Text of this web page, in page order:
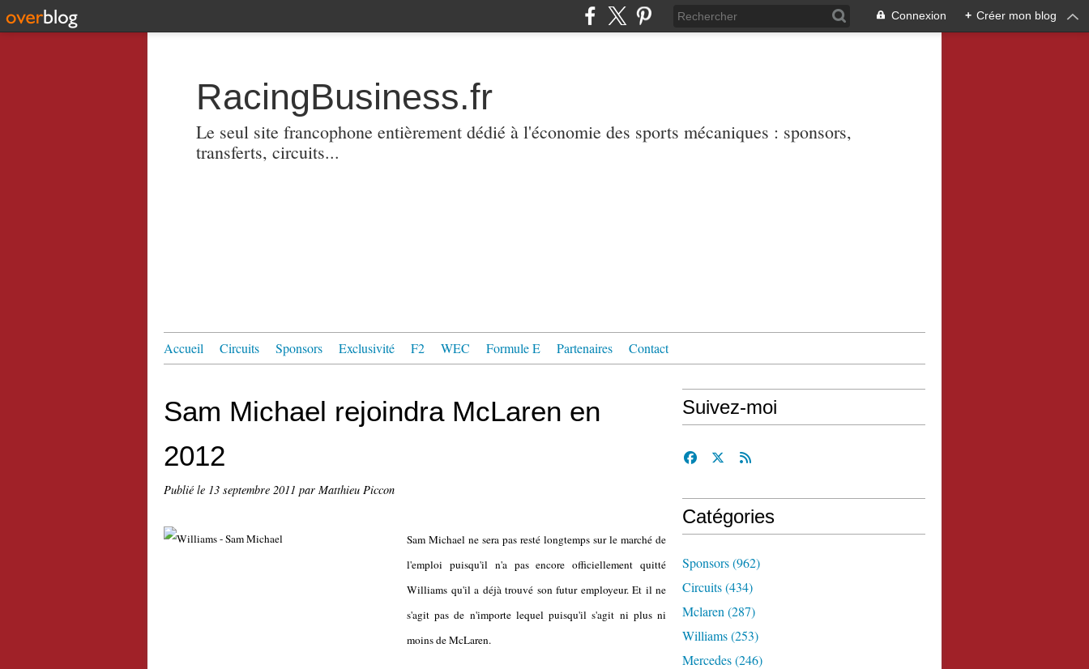
Connexion + Créer mon blog
RacingBusiness.fr
Le seul site francophone entièrement dédié à l'économie des sports mécaniques : sponsors,
transferts, circuits...
Accueil Circuits Sponsors Exclusivité F2 WEC Formule E Partenaires Contact
Sam Michael rejoindra McLaren en
2012
Publié le 13 septembre 2011 par Matthieu Piccon
Sam Michael ne sera pas resté longtemps sur le marché de
l'emploi puisqu'il n'a pas encore officiellement quitté
Williams qu'il a déjà trouvé son futur employeur. Et il ne
s'agit pas de n'importe lequel puisqu'il s'agit ni plus ni
moins de McLaren.
Suivez-moi
Catégories
Sponsors(962)
Circuits(434)
Mclaren (287)
Williams(253)
Mercedes(246)